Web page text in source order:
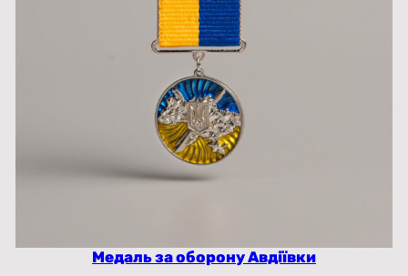
Медаль за оборону Авдіївки